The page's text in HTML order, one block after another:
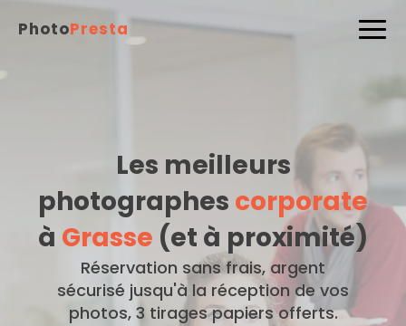
PhotoPresta
Les meilleurs
photographes corporate
à Grasse (et à proximité)
Réservation sans frais, argent
sécurisé jusqu'à la réception de vos
photos, 3 tirages papiers offerts.